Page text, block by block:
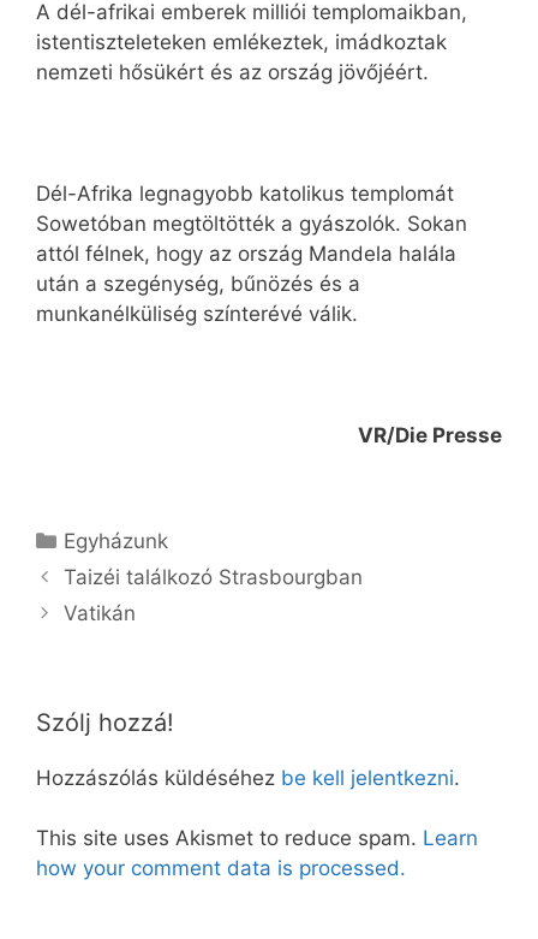
A dél-afrikai emberek milliói templomaikban,
istentiszteleteken emlékeztek, imádkoztak
nemzeti hősükért és az ország jövőjéért.
Dél-Afrika legnagyobb katolikus templomát
Sowetóban megtöltötték a gyászolók. Sokan
attól félnek, hogy az ország Mandela halála
után a szegénység, bűnözés és a
munkanélküliség színterévé válik.
VR/Die Presse
Kategória
Egyházunk
Taizéi találkozó Strasbourgban
Vatikán
Szólj hozzá!
Hozzászólás küldéséhez be kell jelentkezni.
This site uses Akismet to reduce spam. Learn
how your comment data is processed.